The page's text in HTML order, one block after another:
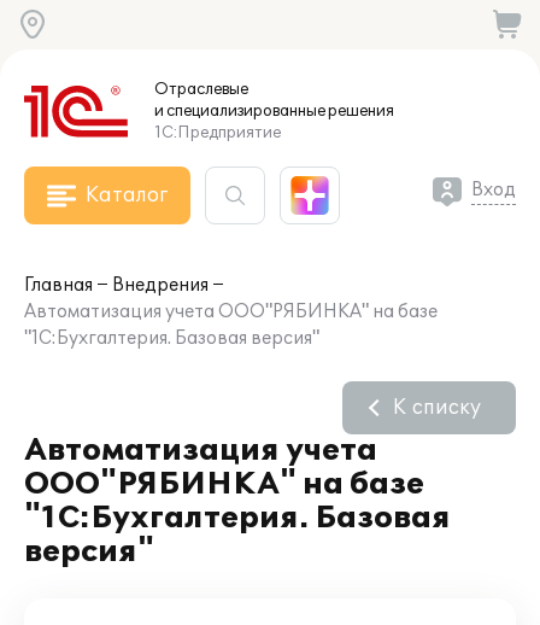
Отраслевые
и специализированныерешения
1С:Предприятие
Каталог Вход
Главная
Внедрения
Автоматизация учета ООО"РЯБИНКА" на базе
"1С:Бухгалтерия. Базовая версия"
Автоматизация учета
ООО"РЯБИНКА" на базе
"1С:Бухгалтерия. Базовая
версия"
К списку